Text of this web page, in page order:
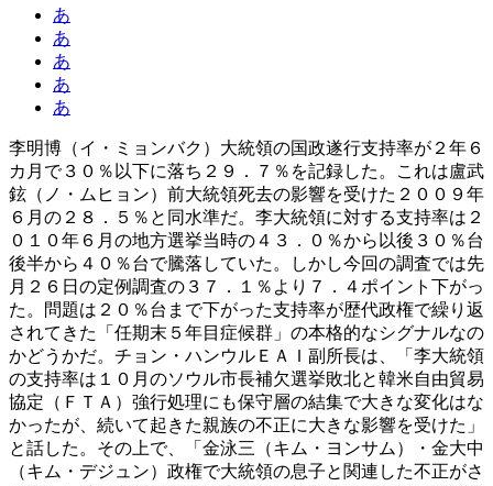
あ
あ
あ
あ
あ
李明博（イ・ミョンバク）大統領の国政遂行支持率が２年６
カ月で３０％以下に落ち２９．７％を記録した。これは盧武
鉉（ノ・ムヒョン）前大統領死去の影響を受けた２００９年
６月の２８．５％と同水準だ。李大統領に対する支持率は２
０１０年６月の地方選挙当時の４３．０％から以後３０％台
後半から４０％台で騰落していた。しかし今回の調査では先
月２６日の定例調査の３７．１％より７．４ポイント下がっ
た。問題は２０％台まで下がった支持率が歴代政権で繰り返
されてきた「任期末５年目症候群」の本格的なシグナルなの
かどうかだ。チョン・ハンウルＥＡＩ副所長は、「李大統領
の支持率は１０月のソウル市長補欠選挙敗北と韓米自由貿易
協定（ＦＴＡ）強行処理にも保守層の結集で大きな変化はな
かったが、続いて起きた親族の不正に大きな影響を受けた」
と話した。その上で、「金泳三（キム・ヨンサム）・金大中
（キム・デジュン）政権で大統領の息子と関連した不正がさ